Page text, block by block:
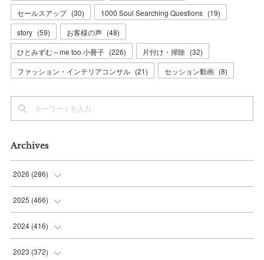
セールスアップ (30) 1000 Soul Searching Questions (19)
story (59) お客様の声 (48)
ひとみずむ～me too 小冊子 (226) 片付け・掃除 (32)
ファッション・インテリアコンサル (21) セッション動画 (8)
Archives
2026 (286)
(7)
(36
(37
2025 (466)
(56
(37
2024 (416)
(38
2023 (372)